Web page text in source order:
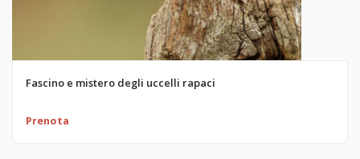
Fascino e mistero degli uccelli rapaci
Prenota